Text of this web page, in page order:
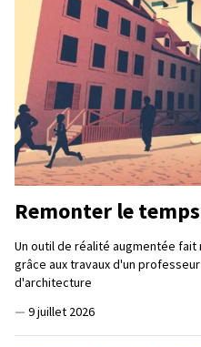
Remonter le
Un outil de réalité augmentée
grâce aux travaux d'un
d'architecture
— 9 juillet 2026